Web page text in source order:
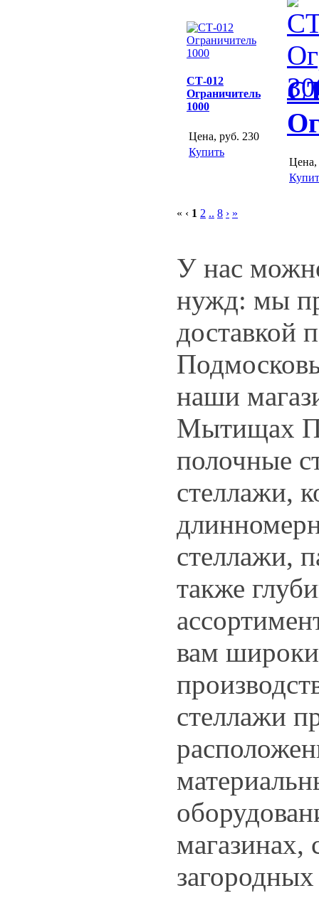
СТ-012
Ограничитель
1000
Цена, руб. 230
Купить
Цена,
« ‹ 1 2 .. 8 › »
У нас
нужд: мы
доставкой
наши
Мытищах
полочные
стеллажи,
стеллажи,
также
вам
стеллажи
магазинах,